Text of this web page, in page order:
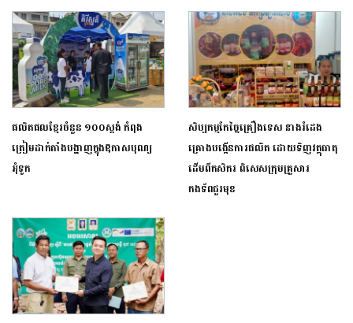
ផលិតផលខ្មែរចំនួន ១០០ស្តង់ កំពុង
ត្រៀមដាក់តាំងបង្ហាញក្នុងឱកាសបុណ្យ
អុំទូក
សិប្បកម្មកែច្នៃគ្រឿងទេស នាងរំដេង
គ្រោងបង្កើនការផលិត ដោយទិញវត្ថុធាតុ
ដើមពីកសិករ ពិសេសក្រុមគ្រួសារ
កងទ័ពជួរមុខ